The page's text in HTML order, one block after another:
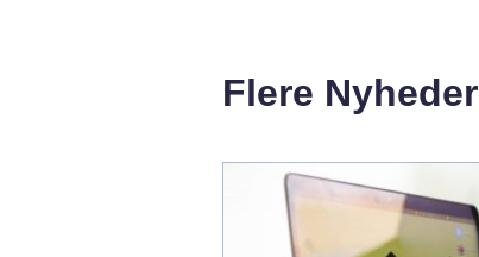
Flere Nyheder